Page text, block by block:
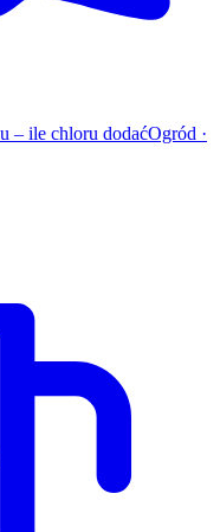
– ile chloru dodaćOgród ·